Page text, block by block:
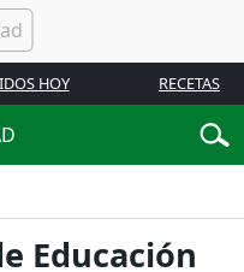
HOY RECETAS
Educación